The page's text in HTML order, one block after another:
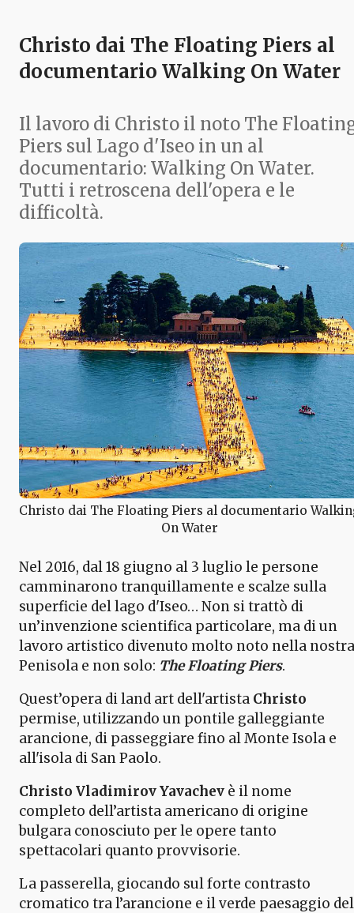
Christo dai The Floating Piers al
documentario Walking On Water
Il lavoro di Christo il noto The
Piers sul Lago d'Iseo in un al
documentario: Walking On Water.
Tutti i retroscena dell'opera e le
difficoltà.
Christo dai The Floating Piers al documentario
On Water
Nel 2016, dal 18 giugno al 3 luglio le persone
camminarono tranquillamente e scalze sulla
superficie del lago d'Iseo… Non si trattò di
un’invenzione scientifica particolare, ma di un
lavoro artistico divenuto molto noto nella nostra
Penisola e non solo: The Floating Piers.
Quest’opera di land art dell'artista Christo
permise, utilizzando un pontile galleggiante
arancione, di passeggiare fino al Monte Isola e
all'isola di San Paolo.
Christo Vladimirov Yavachev è il nome
completo dell’artista americano di origine
bulgara conosciuto per le opere tanto
spettacolari quanto provvisorie.
La passerella, giocando sul forte contrasto
cromatico tra l’arancione e il verde paesaggio del